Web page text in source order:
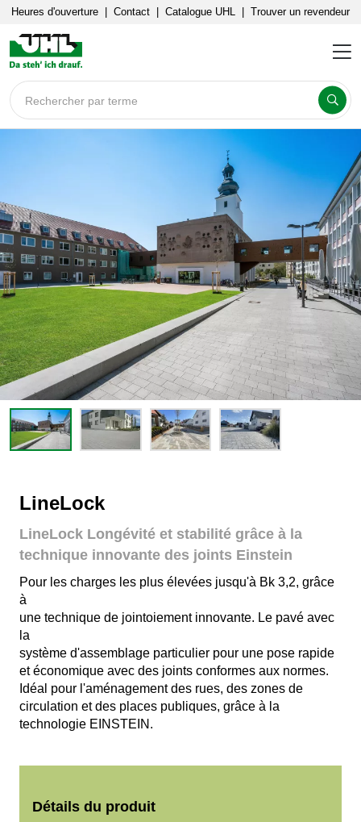
Heures d'ouverture Contact Catalogue UHL Trouver un revendeur
Rechercher par terme
LineLock
LineLock Longévité et stabilité grâce à la
technique innovante des joints Einstein
Pour les charges les plus élevées jusqu'à Bk 3,2, grâce
à
une technique de jointoiement innovante. Le pavé avec
la
système d'assemblage particulier pour une pose rapide
et économique avec des joints conformes aux normes.
Idéal pour l'aménagement des rues, des zones de
circulation et des places publiques, grâce à la
technologie EINSTEIN.
Détails du produit